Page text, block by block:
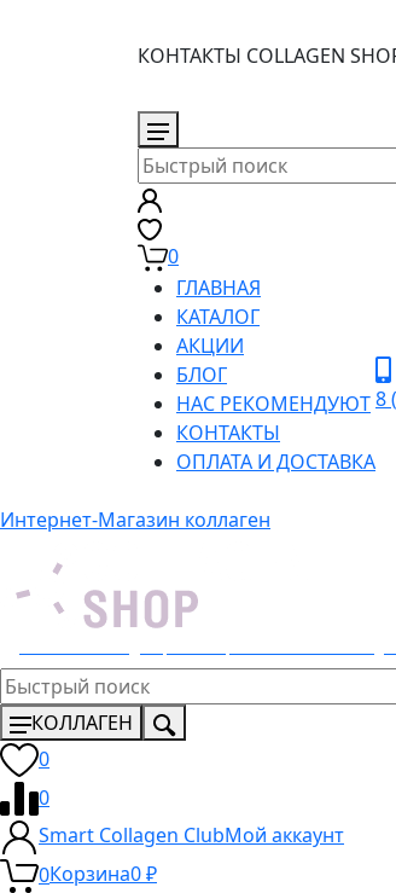
КОНТАКТЫ COLLAGEN
0
ГЛАВНАЯ
КАТАЛОГ
АКЦИИ
БЛОГ
НАС РЕКОМЕНДУЮТ
КОНТАКТЫ
ОПЛАТА И ДОСТАВКА
8
Интернет-Магазин коллаген
КОЛЛАГЕН
0
0
Smart Collagen ClubМой аккаунт
0Корзина0₽